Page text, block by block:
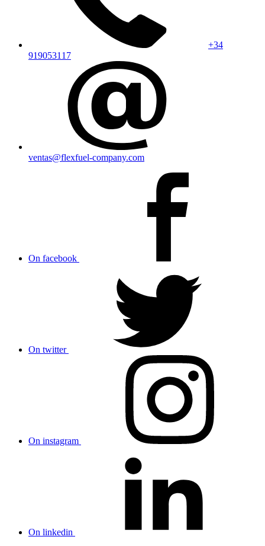
+34
919053117
ventas@flexfuel-company.com
On facebook
On twitter
On instagram
On linkedin